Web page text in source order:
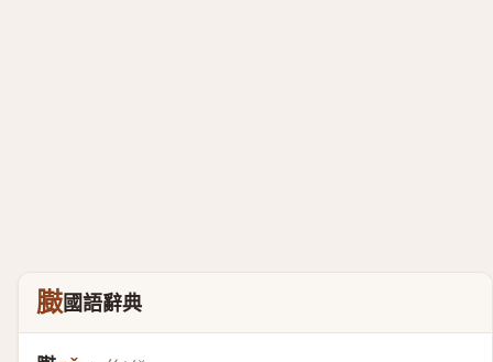
臌國語辭典